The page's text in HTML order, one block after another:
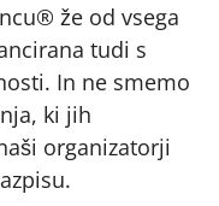
že od vsega
tudi s
In ne smemo
ki jih
organizatorji